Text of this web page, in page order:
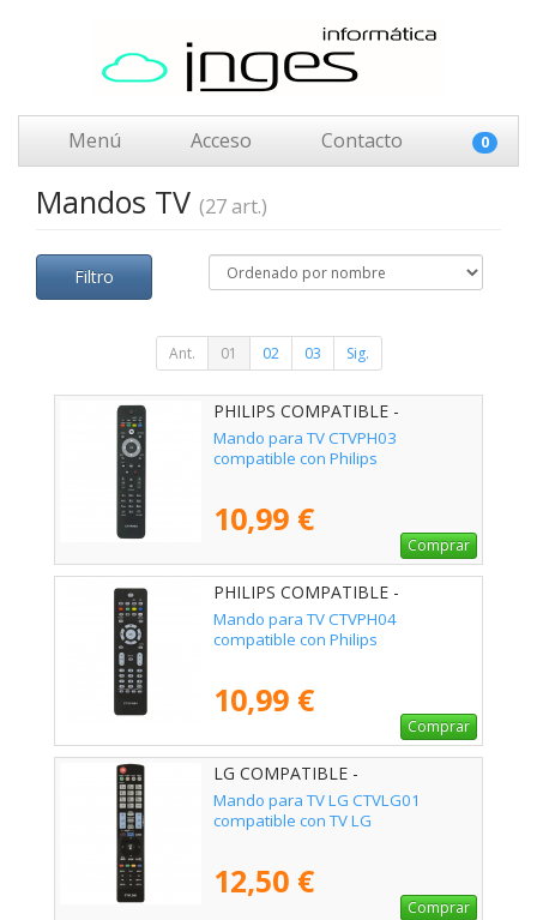
Menú Acceso Contacto 0
Mandos TV (27 art.)
Filtro
Ant. 01 02 03 Sig.
PHILIPS COMPATIBLE -
02ACCOEMCTVPH03
Mando para TV CTVPH03
compatible con Philips
10,99 €
Comprar
PHILIPS COMPATIBLE -
02ACCOEMCTVPH04
Mando para TV CTVPH04
compatible con Philips
10,99 €
Comprar
LG COMPATIBLE -
02ACCOEMCTVLG01
Mando para TV LG CTVLG01
compatible con TV LG
12,50 €
Comprar